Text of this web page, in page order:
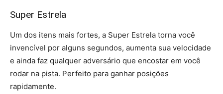
Super Estrela
Um dos itens mais fortes, a Super Estrela torna você
invencível por alguns segundos, aumenta sua velocidade
e ainda faz qualquer adversário que encostar em você
rodar na pista. Perfeito para ganhar posições
rapidamente.